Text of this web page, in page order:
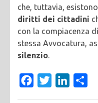
che, tuttavia, esistono
diritti dei cittadini
con la compiacenza
stessa Avvocatura,
silenzio.
FacebookTwitterLinkedIn